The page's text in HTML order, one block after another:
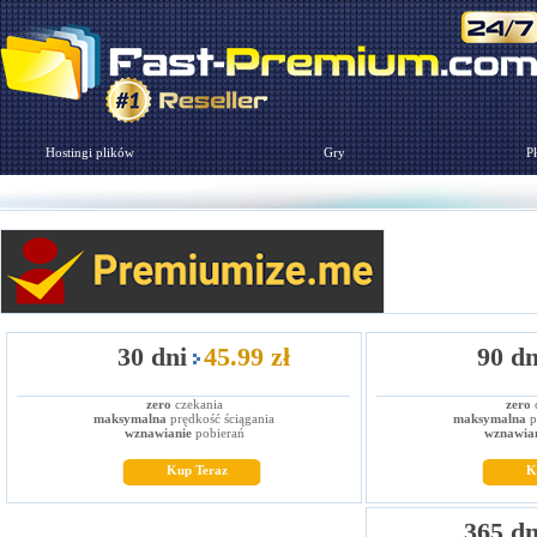
Hostingi plików Gry
30 dni 45.99 zł
zero czekania
maksymalna prędkość ściągania
wznawianiepobierań
Kup Teraz
90
zero
maksymalna